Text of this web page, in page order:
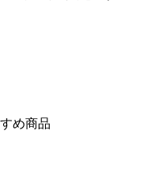
め商品